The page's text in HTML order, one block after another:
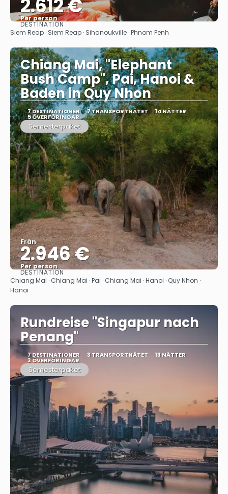
2.612 €
Per person
Se
DESTINATION
Siem Reap · Siem Reap · Sihanoukville · Phnom Penh
Chiang Mai, "Elephant
Bush Camp", Pai, Hanoi &
Baden in Quy Nhon
7 DESTINATIONER 7 TRANSPORTNÄTET 14 NÄTTER
5 ÖVERFÖRINGAR
Semesterpaket
Från
2.946 €
Per person
Se
DESTINATION
Chiang Mai · Chiang Mai · Pai · Chiang Mai · Hanoi · Quy Nhon ·
Hanoi
Rundreise "Singapur nach
Penang"
7 DESTINATIONER 3 TRANSPORTNÄTET 13 NÄTTER
3 ÖVERFÖRINGAR
Semesterpaket